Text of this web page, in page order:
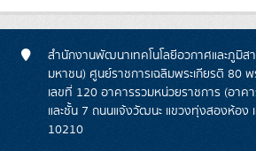
สำนักงานพัฒนาเทคโนโลยีอวกาศและภูมิส
มหาชน) ศูนย์ราชการเฉลิมพระเกียรติ 80
เลขที่ 120 อาคารรวมหน่วยราชการ (อาค
และชั้น 7 ถนนแจ้งวัฒนะ แขวงทุ่งสองห้อง
10210